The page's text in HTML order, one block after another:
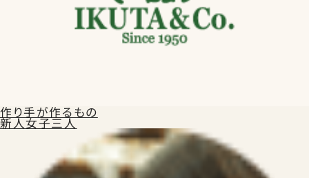
作り手が作るもの
新人女子三人